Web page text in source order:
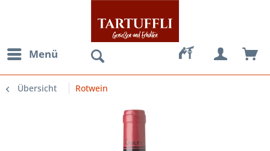
Menü
Übersicht Rotwein